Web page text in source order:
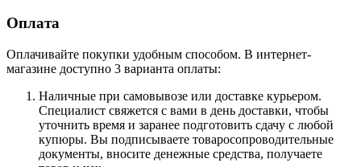
Оплата
Оплачивайте покупки удобным способом. В интернет-
магазине доступно 3 варианта оплаты:
Наличные при самовывозе или доставке курьером.
Специалист свяжется с вами в день доставки, чтобы
уточнить время и заранее подготовить сдачу с любой
купюры. Вы подписываете товаросопроводительные
документы, вносите денежные средства, получаете